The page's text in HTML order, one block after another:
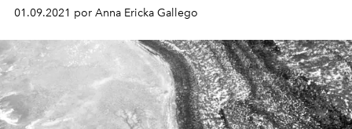
01.09.2021 por Anna Ericka Gallego